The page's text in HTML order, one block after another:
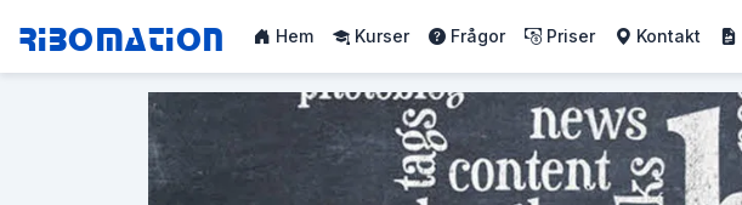
Ribomation Hem Kurser Frågor Priser Kontakt